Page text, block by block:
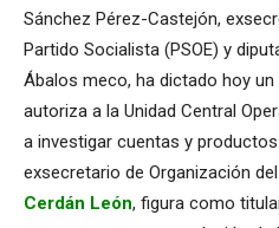
Sánchez Pérez-Castejón,
Partido Socialista (PSOE) y
Ábalos meco, ha dictado hoy
autoriza a la Unidad Central
a investigar cuentas y
exsecretario de Organización
Cerdán León, figura como